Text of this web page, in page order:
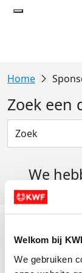
Welkom bij
We gebruiken
Zoek een
We